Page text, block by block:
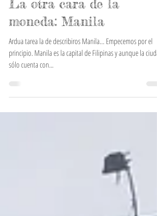
Carmen con uVe
28 ene 2016
La otra cara de la
moneda: Manila
principio. Manila es la capital de Filipinas y aunque la ciudad